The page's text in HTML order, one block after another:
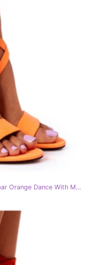
PS1 Sandale din piele de căprioară pe un bar Orange Dance With Me portocale